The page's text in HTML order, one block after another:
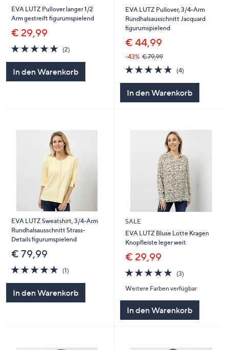
EVA LUTZ Pullover langer 1/2
Arm gestreift figurumspielend
€ 29,99
5.0
von
(2)2
In den Warenkorb
EVA LUTZ Pullover, 3/4-Arm
Rundhalsausschnitt Jacquard
figurumspielend
€ 44,99
-43% € 79,99
5.0
von
(4)4
In den Warenkorb
EVA LUTZ Sweatshirt, 3/4-Arm
Rundhalsausschnitt Strass-
Details figurumspielend
€ 79,99
5.0
von
(1)1
In den Warenkorb
SALE
EVA LUTZ Bluse Lotte Kragen
Knopfleiste leger weit
€ 29,99
5.0
von
5
(3)3
Weitere Farben verfügbar
In den Warenkorb